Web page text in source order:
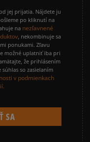
jej prijatia. Nájdete ju
po kliknutí na
na nezľavnené
, nekombinuje sa
ponukami. Zľavu
možné uplatniť iba pri
že prihlásením
so zasielaním
v podmienkach